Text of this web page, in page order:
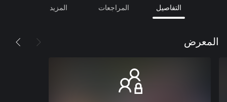
التفاصيل المراجعات المزيد
المعرض